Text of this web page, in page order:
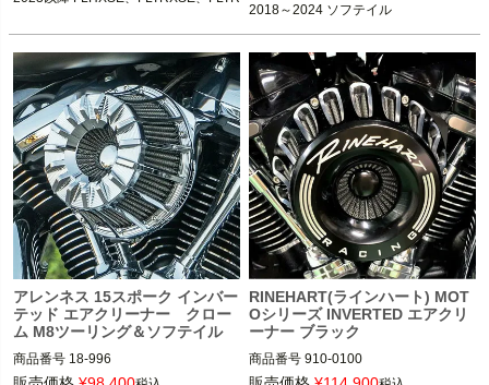
XSTSE
18-995：B型番264337、D型番1010-
2462
18-997：
2017～2024 ツーリング、トライク
2018～2024 ソフテイル
※2023～2024 FLHXSE、FLTRXSE、
2024 FLHX、FLTRX、FLTRXSTSEは
不可
Arlen Ness（アレンネス）
2018～2024 ソフテイル
アレンネス 15スポーク インバー
テッド エアクリーナー クロー
ム M8ツーリング＆ソフテイル
商品番号 18-996
18-992：B型番264334、D型番1010-
RINEHART(ラインハート) MOT
Oシリーズ INVERTED エアクリ
ーナー ブラック
商品番号 910-0100